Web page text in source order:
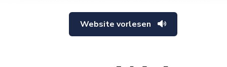
Website vorlesen